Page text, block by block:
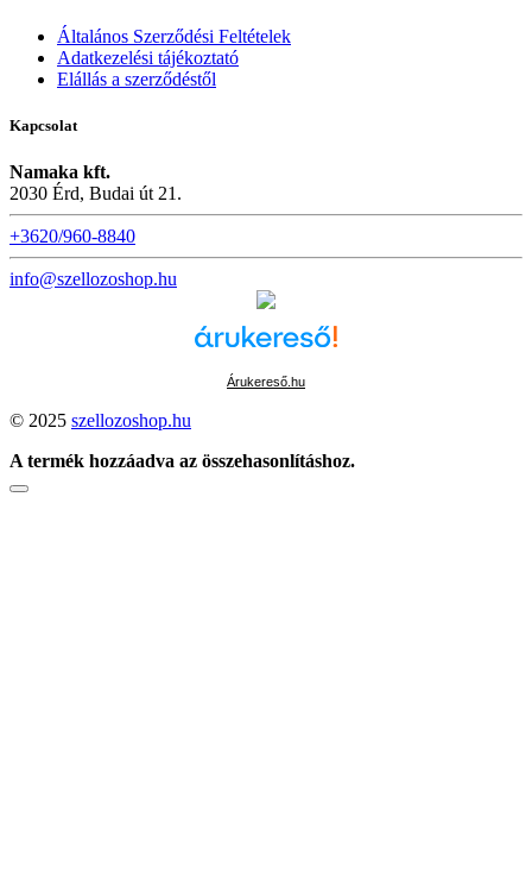
Általános Szerződési Feltételek
Adatkezelési tájékoztató
Elállás a szerződéstől
Kapcsolat
Namaka kft.
2030 Érd, Budai út 21.
+3620/960-8840
info@szellozoshop.hu
Árukereső.hu
© 2025 szellozoshop.hu
A termék hozzáadva az összehasonlításhoz.